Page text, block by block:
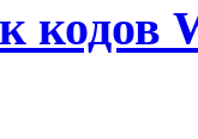
кодов